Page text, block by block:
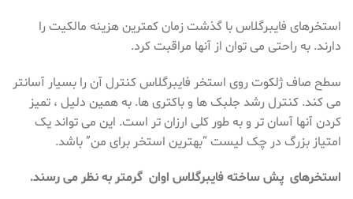
استخرهای فایبرگلاس با گذشت زمان کمترین هزینه مالکیت را
دارند. به راحتی می توان از آنها مراقبت کرد.
سطح صاف ژلكوت روی استخر فایبرگلاس كنترل آن را بسیار آسانتر
می كند. کنترل رشد جلبک ها و باکتری ها. به همین دلیل ، تمیز
کردن آنها آسان تر و به طور کلی ارزان تر است. این می تواند یک
امتیاز بزرگ در چک لیست “بهترین استخر برای من” باشد.
استخرهای پش ساخته فایبرگلاس اوان گرمتر به نظر می رسند.